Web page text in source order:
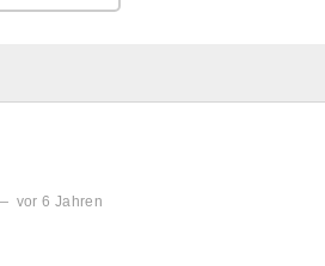
vor 6 Jahren